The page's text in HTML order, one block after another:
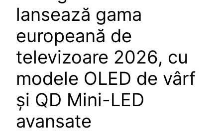
lansează gama
europeană de
televizoare 2026, cu
modele OLED de vârf
și QD Mini-LED
avansate